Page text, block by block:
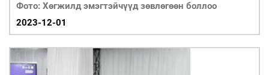
Фото: Хөгжилд эмэгтэйчүүд зөвлөгөөн боллоо
2023-12-01